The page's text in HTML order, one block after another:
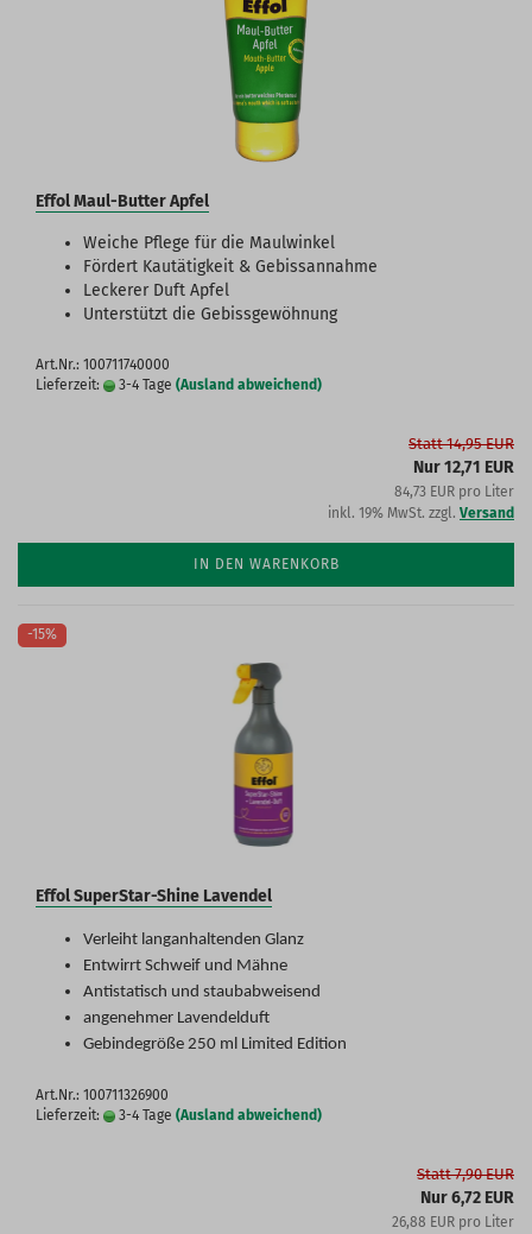
Effol Maul-Butter Apfel
Weiche Pflege für die Maulwinkel
Fördert Kautätigkeit & Gebissannahme
Leckerer Duft Apfel
Unterstützt die Gebissgewöhnung
Art.Nr.: 100711740000
Lieferzeit:
3-4 Tage (Ausland abweichend)
Statt 14,95 EUR
Nur 12,71 EUR
84,73 EUR pro Liter
inkl. 19% MwSt. zzgl. Versand
IN DEN WARENKORB
-15%
Effol SuperStar-Shine Lavendel
Verleiht langanhaltenden Glanz
Entwirrt Schweif und Mähne
Antistatisch und staubabweisend
angenehmer Lavendelduft
Gebindegröße 250 ml Limited Edition
Art.Nr.: 100711326900
Lieferzeit:
3-4 Tage (Ausland abweichend)
Statt 7,90 EUR
Nur 6,72 EUR
26,88 EUR pro Liter